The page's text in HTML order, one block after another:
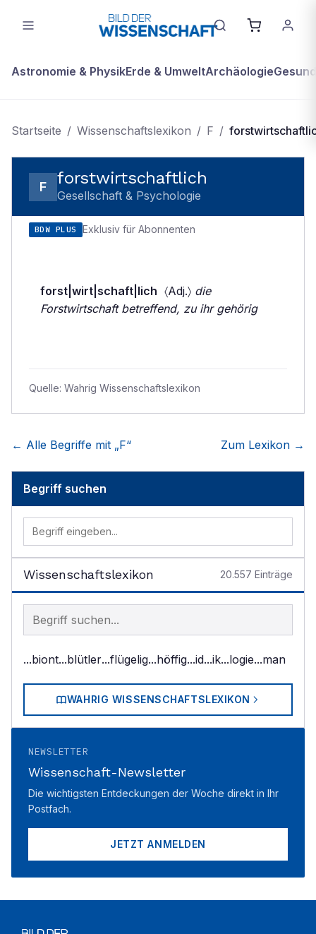
Astronomie & PhysikErde & UmweltArchäologie
Startseite / Wissenschaftslexikon / F /
F forstwirtschaftlich
Gesellschaft & Psychologie
BDW PLUS Exklusiv für Abonnenten
forst|wirt|schaft|lich 〈Adj.〉 die
Forstwirtschaft betreffend, zu ihr gehörig
Quelle: Wahrig Wissenschaftslexikon
← Alle Begriffe mit „F“ Zum Lexikon →
Begriff suchen
Wissenschaftslexikon 20.557 Einträge
Begriff im Lexikon suchen
...biont...blütler...flügelig...höffig...id...ik...logie...man
WAHRIG WISSENSCHAFTSLEXIKON
NEWSLETTER
Wissenschaft-Newsletter
Die wichtigsten Entdeckungen der Woche direkt in Ihr
Postfach.
JETZT ANMELDEN